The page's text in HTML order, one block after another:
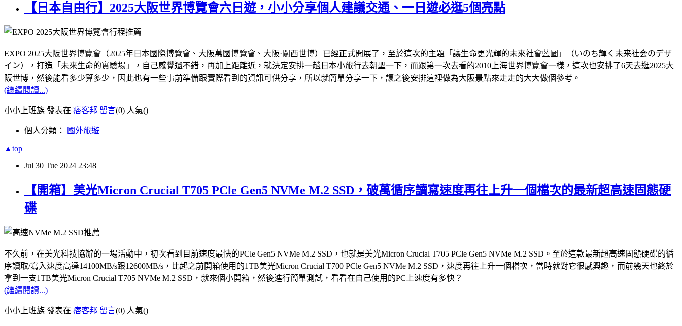
【日本自由行】2025大阪世界博覽會六日遊，小小分享個人建議交通、一日遊必逛5個亮點
EXPO 2025大阪世界博覽會（2025年日本國際博覽會、大阪萬國博覽會、大阪·關西世博）已經正式開展了，至於這次的主題「讓生命更光輝的未來社會藍圖」（いのち輝く未来社会のデザ
イン），打造「未來生命的實驗場」，自己感覺還不錯，再加上距離近，就決定安排一趟日本小旅行去朝聖一下，而跟第一次去看的2010上海世界博覽會一樣，這次也安排了6天去逛2025大
阪世博，然後能看多少算多少，因此也有一些事前準備跟實際看到的資訊可供分享，所以就簡單分享一下，讓之後安排這裡做為大阪景點來走走的大大做個參考。
(繼續閱讀...)
小小上班族 發表在 痞客邦 留言(0) 人氣()
個人分類： 國外旅遊
▲top
Jul 30 Tue 2024 23:48
【開箱】美光Micron Crucial T705 PCle Gen5 NVMe M.2 SSD，破萬循序讀寫速度再往上升一個檔次的最新超高速固態硬
碟
不久前，在美光科技協辦的一場活動中，初次看到目前速度最快的PCle Gen5 NVMe M.2 SSD，也就是美光Micron Crucial T705 PCle Gen5 NVMe M.2 SSD。至於這款最新超高速固態硬碟的循
序讀取/寫入速度高達14100MB/s跟12600MB/s，比起之前開箱使用的1TB美光Micron Crucial T700 PCle Gen5 NVMe M.2 SSD，速度再往上升一個檔次，當時就對它很感興趣，而前幾天也終於
拿到一支1TB美光Micron Crucial T705 NVMe M.2 SSD，就來個小開箱，然後進行簡單測試，看看在自己使用的PC上速度有多快？
(繼續閱讀...)
小小上班族 發表在 痞客邦 留言(0) 人氣()